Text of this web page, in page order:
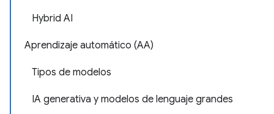
Hybrid AI
Aprendizaje automático (AA)
Tipos de modelos
IA generativa y modelos de lenguaje grandes